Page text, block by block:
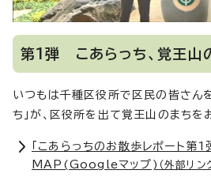
第1弾 こあらっち、覚王山
いつもは千種区役所で区民の皆さん
ち」が、区役所を出て覚王山のまちを
「こあらっちのお散歩レポート第1
MAP(Googleマップ) （外部リン